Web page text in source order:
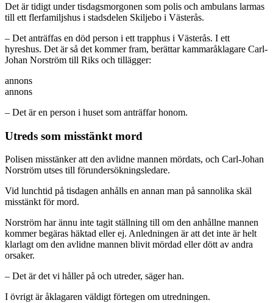
Det är tidigt under tisdagsmorgonen som polis och ambulans larmas
till ett flerfamiljshus i stadsdelen Skiljebo i Västerås.
– Det anträffas en död person i ett trapphus i Västerås. I ett
hyreshus. Det är så det kommer fram, berättar kammaråklagare Carl-
Johan Norström till Riks och tillägger:
annons
annons
– Det är en person i huset som anträffar honom.
Utreds som misstänkt mord
Polisen misstänker att den avlidne mannen mördats, och Carl-Johan
Norström utses till förundersökningsledare.
Vid lunchtid på tisdagen anhålls en annan man på sannolika skäl
misstänkt för mord.
Norström har ännu inte tagit ställning till om den anhållne mannen
kommer begäras häktad eller ej. Anledningen är att det inte är helt
klarlagt om den avlidne mannen blivit mördad eller dött av andra
orsaker.
– Det är det vi håller på och utreder, säger han.
I övrigt är åklagaren väldigt förtegen om utredningen.